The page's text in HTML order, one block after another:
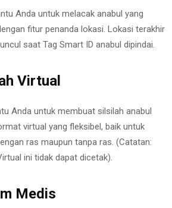
Anda untuk melacak anabul yang
fitur penanda lokasi. Lokasi terakhir
saat Tag Smart ID anabul dipindai.
Virtual
Anda untuk membuat silsilah anabul
virtual yang fleksibel, baik untuk
ras maupun tanpa ras. (Catatan:
ini tidak dapat dicetak).
Medis